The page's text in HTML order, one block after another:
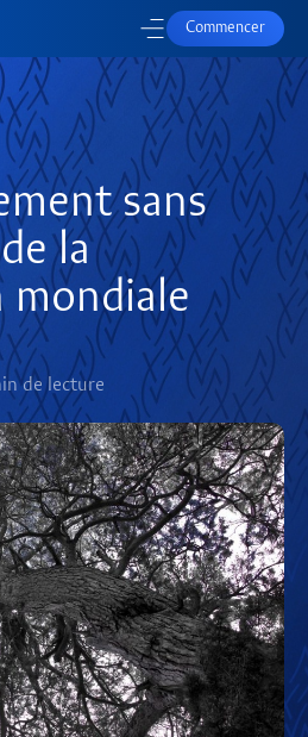
Commencer
sans
la
de lecture